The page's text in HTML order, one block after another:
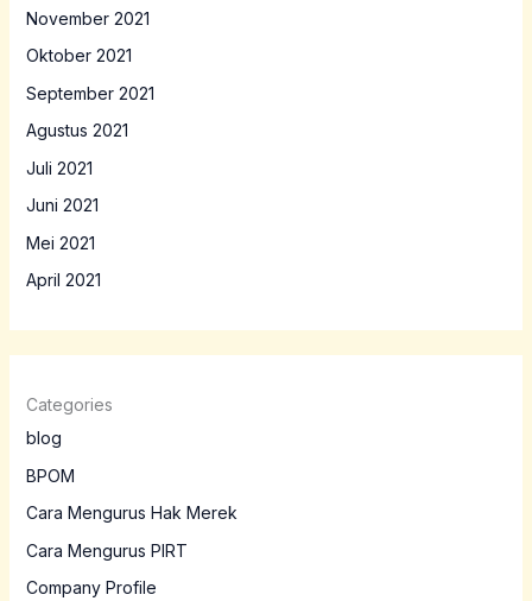
November 2021
Oktober 2021
September 2021
Agustus 2021
Juli 2021
Juni 2021
Mei 2021
April 2021
Categories
blog
BPOM
Cara Mengurus Hak Merek
Cara Mengurus PIRT
Company Profile